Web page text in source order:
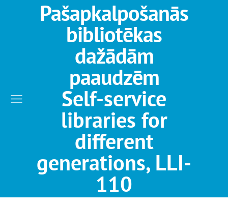
Pašapkalpošanās
bibliotēkas
dažādām
paaudzēm
Self-service
libraries for
different
generations, LLI-
110